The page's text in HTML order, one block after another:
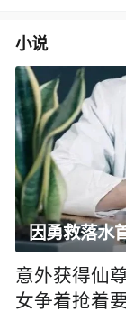
小说
因勇救落水
意外获得仙
女争着抢着